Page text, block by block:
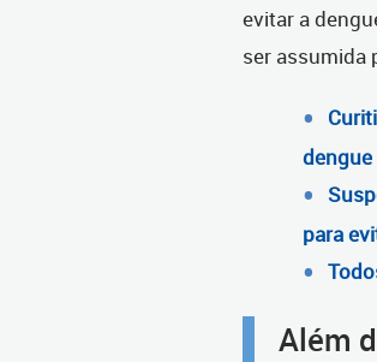
evitar a
ser assumida
dengue
para
Além